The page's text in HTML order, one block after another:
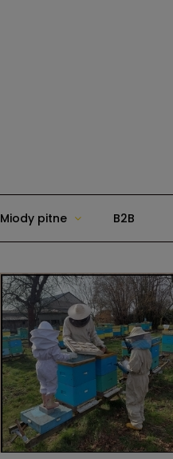
Miody pitne B2B